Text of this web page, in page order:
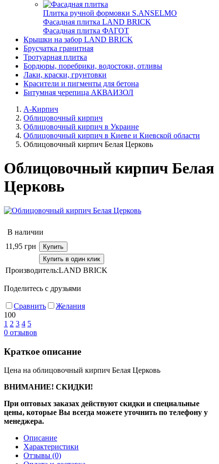
Плитка ручной формовки S.ANSELMO
Фасадная плитка LAND BRICK
Фасадная плитка ФАГОТ
Крышки на забор LAND BRICK
Брусчатка гранитная
Тротуарная плитка
Бордюры, поребрики, водостоки, отливы
Лаки, краски, грунтовки
Красители и пигменты для бетона
Битумная черепица АКВАИЗОЛ
А-Кирпич
Облицовочный кирпич
Облицовочный кирпич в Украине
Облицовочный кирпич в Киеве и Киевской области
Облицовочный кирпич Белая Церковь
Облицовочный кирпич Белая
Церковь
В наличии
11,95 грн
Купить
Купить в один клик
Производитель:LAND BRICK
Поделитесь с друзьями
Сравнить
Желания
100
1 2 3 4 5
0 отзывов
Краткое описание
Цена на облицовочный кирпич Белая Церковь
ВНИМАНИЕ! СКИДКИ!
При оптовых заказах действуют скидки и специальные
цены, которые Вы всегда можете уточнить по телефону у
менеджера.
Описание
Характеристики
Отзывы (0)